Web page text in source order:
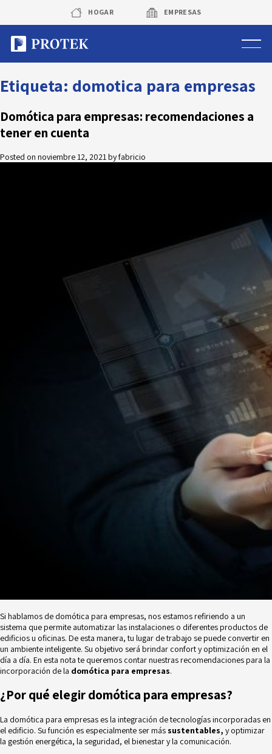
content
HOGAR EMPRESAS
Sistema de alarmas
Sistema de cámaras
Trabaja con nosotros
Novedades
Contacto
Área de clientes
Etiqueta: domotica para empresas
Domótica para empresas: recomendaciones a
tener en cuenta
Posted on noviembre 12, 2021byfabricio
Si hablamos de domótica para empresas, nos estamos refiriendo a un
sistema que permite automatizar las instalaciones o diferentes productos de
edificios u oficinas. De esta manera, tu lugar de trabajo se puede convertir en
un ambiente inteligente. Su objetivo será brindar confort y optimización en el
día a día. En esta nota te queremos contar nuestras recomendaciones para la
incorporación de la domótica para empresas.
¿Por qué elegir domótica para empresas?
La domótica para empresas es la integración de tecnologías incorporadas en
el edificio. Su función es especialmente ser más sustentables, y optimizar
la gestión energética, la seguridad, el bienestar y la comunicación.